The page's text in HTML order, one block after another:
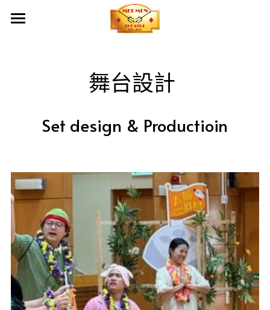
產品服務
創作團隊及夥伴
出品
劇本庫
影片
服裝設計
化妝造型設計
舞台設計
燈光設計及設備租借
音響設計及器材租借
傳媒報導
聯絡我們
舞台設計
Set design & Productioin